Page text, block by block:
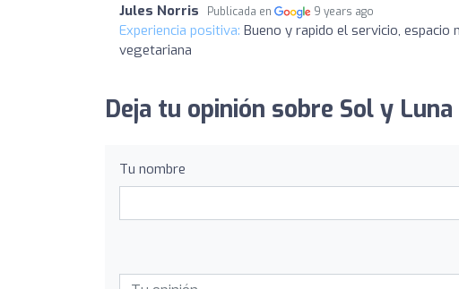
Jules Norris Publicada en 9 years ago
Experiencia positiva: Bueno y rapido el servicio, espacio
vegetariana
Deja tu opinión sobre Sol y
Tu nombre